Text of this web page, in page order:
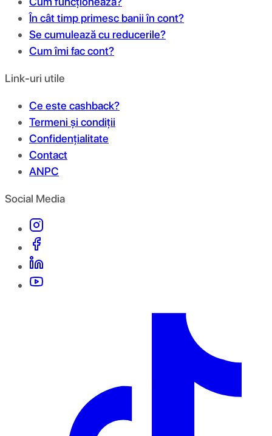
În cât timp primesc banii în cont?
Se cumulează cu reducerile?
Cum îmi fac cont?
Link-uri utile
Ce este cashback?
Termeni și condiții
Confidențialitate
Contact
ANPC
Social Media